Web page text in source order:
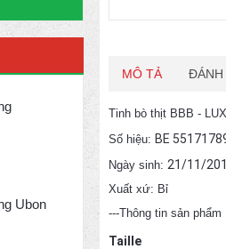
Ubon
MÔ TẢ ĐÁNH
Tinh bò thịt BBB -
Số hiệu: BE
Ngày sinh: 21/11/
Xuất xứ: Bỉ
---Thông tin sản phẩm
Taille